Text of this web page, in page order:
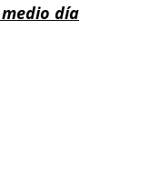
día